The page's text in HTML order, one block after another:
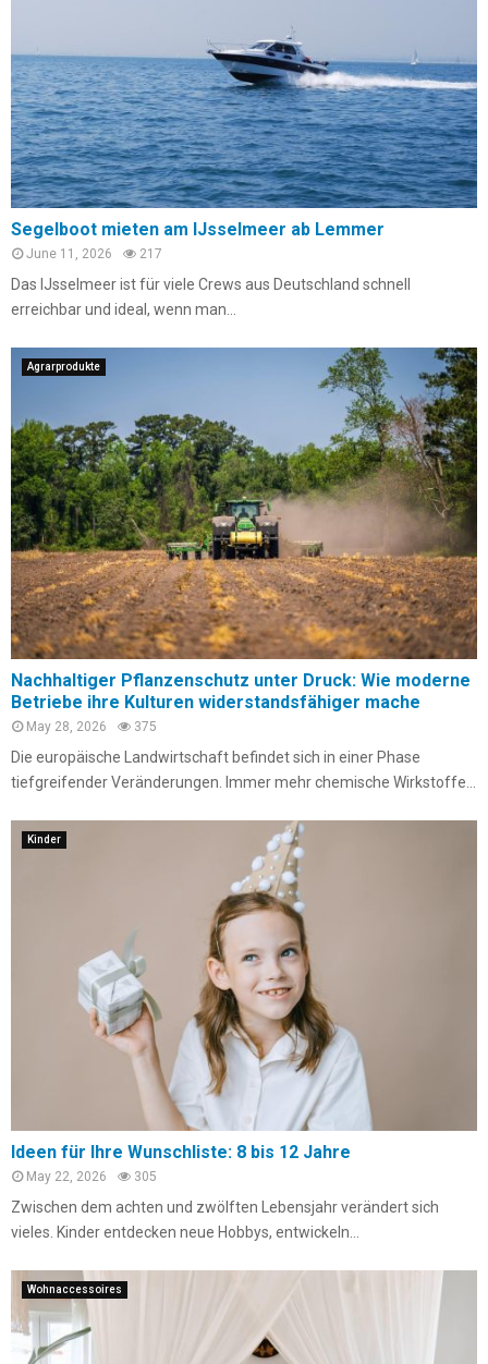
Segelboot mieten am IJsselmeer ab Lemmer
June 11, 2026 217
Das IJsselmeer ist für viele Crews aus Deutschland schnell
erreichbar und ideal, wenn man...
Agrarprodukte
Nachhaltiger Pflanzenschutz unter Druck: Wie moderne
Betriebe ihre Kulturen widerstandsfähiger mache
May 28, 2026 375
Die europäische Landwirtschaft befindet sich in einer Phase
tiefgreifender Veränderungen. Immer mehr chemische Wirkstoffe...
Kinder
Ideen für Ihre Wunschliste: 8 bis 12 Jahre
May 22, 2026 305
Zwischen dem achten und zwölften Lebensjahr verändert sich
vieles. Kinder entdecken neue Hobbys, entwickeln...
Wohnaccessoires